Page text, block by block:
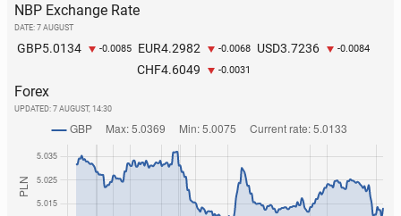
NBP Exchange Rate
DATE: 7 AUGUST
GBP5.0134 -0.0085 EUR4.2982 -0.0068 USD3.7236 -0.0084
CHF4.6049 -0.0031
Forex
UPDATED: 7 AUGUST, 14:30